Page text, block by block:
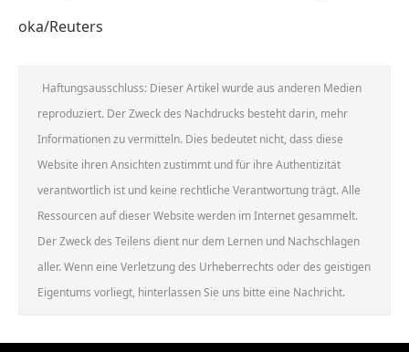
oka/Reuters
Haftungsausschluss: Dieser Artikel wurde aus anderen Medien
reproduziert. Der Zweck des Nachdrucks besteht darin, mehr
Informationen zu vermitteln. Dies bedeutet nicht, dass diese
Website ihren Ansichten zustimmt und für ihre Authentizität
verantwortlich ist und keine rechtliche Verantwortung trägt. Alle
Ressourcen auf dieser Website werden im Internet gesammelt.
Der Zweck des Teilens dient nur dem Lernen und Nachschlagen
aller. Wenn eine Verletzung des Urheberrechts oder des geistigen
Eigentums vorliegt, hinterlassen Sie uns bitte eine Nachricht.